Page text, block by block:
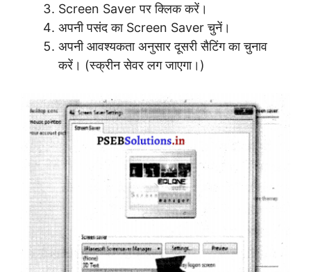
Screen Saver पर क्लिक करें।
अपनी पसंद का Screen Saver चुनें।
अपनी आवश्यकता अनुसार दूसरी सैटिंग का चुनाव
करें। (स्क्रीन सेवर लग जाएगा।)